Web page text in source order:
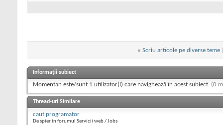
« Scriu articole pe diverse teme
Informații subiect
Momentan este/sunt 1 utilizator(i) care navighează în acest subiect. (0
Thread-uri Similare
caut programator
De spier în forumul Servicii web / Jobs